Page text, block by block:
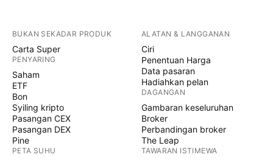
BUKAN SEKADAR PRODUK
Carta Super
PENYARING
Saham
ETF
Bon
Syiling kripto
Pasangan CEX
Pasangan DEX
Pine
PETA SUHU
ALATAN & LANGGANAN
Ciri
Penentuan Harga
Data pasaran
Hadiahkan pelan
DAGANGAN
Gambaran keseluruhan
Broker
Perbandingan broker
The Leap
TAWARAN ISTIMEWA